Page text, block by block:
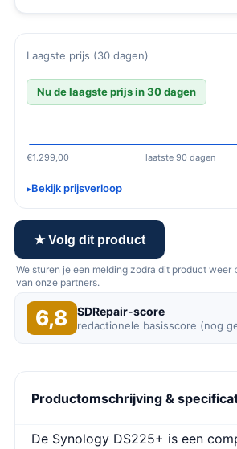
Laagste prijs (30 dagen)
Nu de laagste prijs in 30 dagen
€1.299,00 laatste 90 dagen
Bekijk prijsverloop
★ Volg dit product
We sturen je een melding zodra dit product weer
van onze partners.
6,8 SDRepair-score
redactionele basisscore (nog
Productomschrijving &
De Synology DS225+ is een